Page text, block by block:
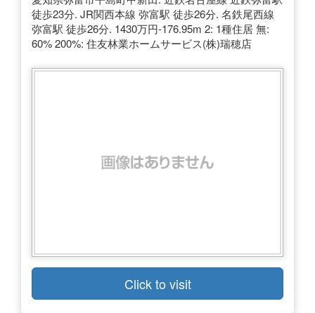
徒歩23分. JR関西本線 弥富駅 徒歩26分. 名鉄尾西線
弥富駅 徒歩26分. 1430万円-176.95m 2: 1種住居 無:
60% 200%: 住友林業ホームサービス(株)瑞穂店
Click to visit